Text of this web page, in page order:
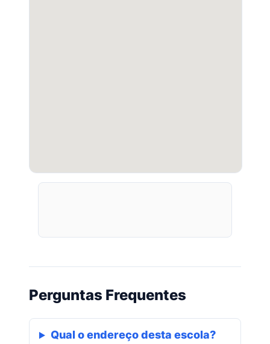
Perguntas Frequentes
Qual o endereço desta escola?